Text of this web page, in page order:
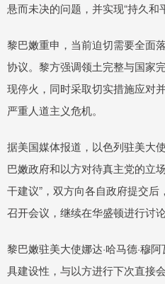
悬而未决的问题，并实现“持久和平
黎巴嫩重申，当前迫切需要全面
协议。黎方强调领土完整与国家
现停火，同时采取切实措施应对
严重人道主义危机。
据美国媒体报道，以色列驻美大
巴嫩政府和以方对待真主党的立
干建议”，双方向各自政府提交
召开会议，继续在华盛顿进行讨论
黎巴嫩驻美大使娜达·哈马德·穆
具建设性，与以方进行下次直接